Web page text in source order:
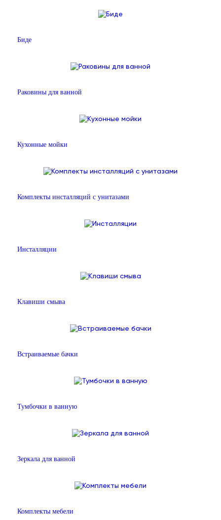
Биде
Раковины для ванной
Кухонные мойки
Комплекты инсталляций с унитазами
Инсталляции
Клавиши смыва
Встраиваемые бачки
Тумбочки в ванную
Зеркала для ванной
Комплекты мебели